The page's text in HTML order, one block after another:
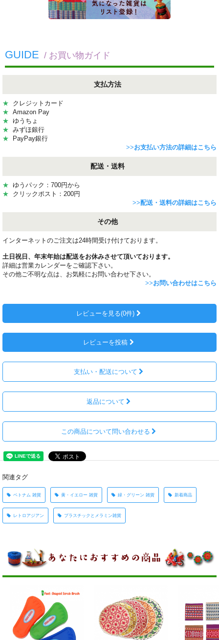
GUIDE / お買い物ガイド
支払方法
★ クレジットカード
★ Amazon Pay
★ ゆうちょ
★ みずほ銀行
★ PayPay銀行
>>お支払い方法の詳細はこちら
配送・送料
★ ゆうパック：700円から
★ クリックポスト：200円
>>配送・送料の詳細はこちら
その他
インターネットのご注文は24時間受け付けております。
土日祝日、年末年始は配送をお休みさせて頂いております。
詳細は営業カレンダーをご確認下さい。
その他ご不明な点は、お気軽にお問い合わせ下さい。
>>お問い合わせはこちら
レビューを見る(0件)
レビューを投稿
支払い・配送について
返品について
この商品について問い合わせる
関連タグ
ベトナム 雑貨 黄・イエロー 雑貨 緑・グリーン 雑貨 新着商品
レトロアジアン プラスチックとメラミン雑貨